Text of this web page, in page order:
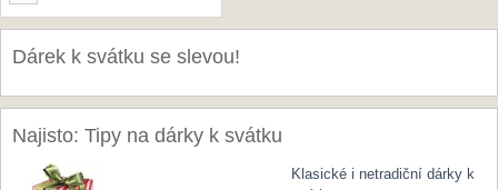
Dárek k svátku se slevou!
Najisto: Tipy na dárky k svátku
Klasické i netradiční dárky k